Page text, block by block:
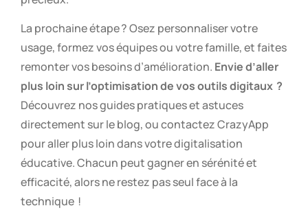
La prochaine étape ? Osez personnaliser votre
usage, formez vos équipes ou votre famille, et faites
remonter vos besoins d’amélioration. Envie d’aller
plus loin sur l’optimisation de vos outils digitaux ?
Découvrez nos guides pratiques et astuces
directement sur le blog, ou contactez CrazyApp
pour aller plus loin dans votre digitalisation
éducative. Chacun peut gagner en sérénité et
efficacité, alors ne restez pas seul face à la
technique !